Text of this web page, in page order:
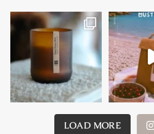
LOAD MORE